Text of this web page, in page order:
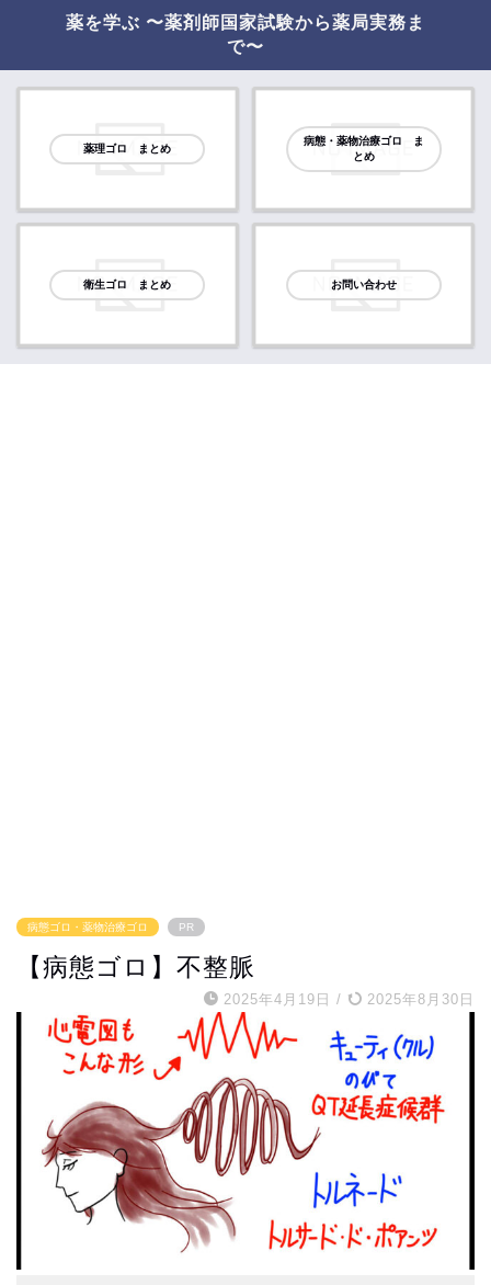
薬を学ぶ 〜薬剤師国家試験から薬局実務ま
で〜
薬理ゴロ まとめ
病態・薬物治療ゴロ ま
とめ
衛生ゴロ まとめ お問い合わせ
病態ゴロ・薬物治療ゴロ PR
【病態ゴロ】不整脈
2025年4月19日 / 2025年8月30日